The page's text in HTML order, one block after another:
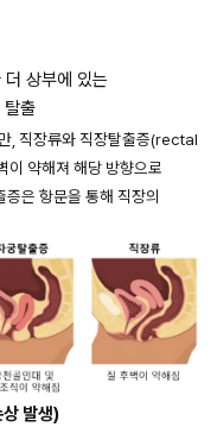
상부에 있는
출
, 직장류와 직장탈출증(rectal
약해져 해당 방향으로
은 항문을 통해 직장의
발생)